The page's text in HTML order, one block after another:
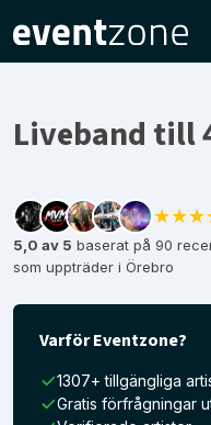
Liveband till
5,0 av 5 baserat på 90
som uppträder i Örebro
Varför Eventzone?
1307+ tillgängliga
Gratis förfrågningar